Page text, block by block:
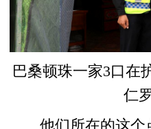
巴桑顿珠一家3口在
仁
他们所在的这个